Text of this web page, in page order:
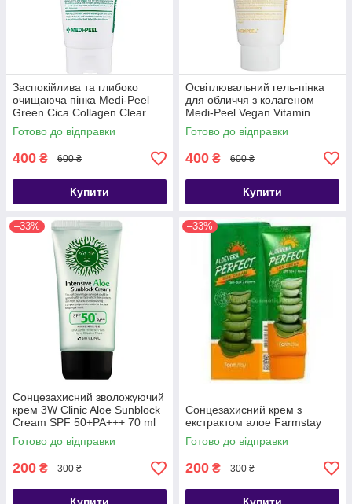
Заспокійлива та глибоко
очищаюча пінка Medi-Peel
Green Cica Collagen Clear
120 ml
Готово до відправки
400 ₴ 600 ₴
Купити
Освітлювальний гель-пінка
для обличчя з колагеном
Medi-Peel Vegan Vitamin
Collagen Clear, 120 ml
Готово до відправки
400 ₴ 600 ₴
Купити
–33%
Сонцезахисний зволожуючий
крем 3W Clinic Aloe Sunblock
Cream SPF 50+PA+++ 70 ml
Готово до відправки
200 ₴ 300 ₴
–33%
Сонцезахисний крем з
екстрактом алое Farmstay
Готово до відправки
200 ₴ 300 ₴